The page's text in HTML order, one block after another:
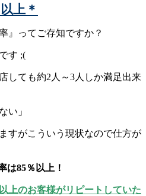
上＊
』ってご存知ですか？
す ;(
しても約2人～3人しか満足出来
い」
すがこういう現状なので仕方が
は85％以上！
上のお客様がリピートしていた